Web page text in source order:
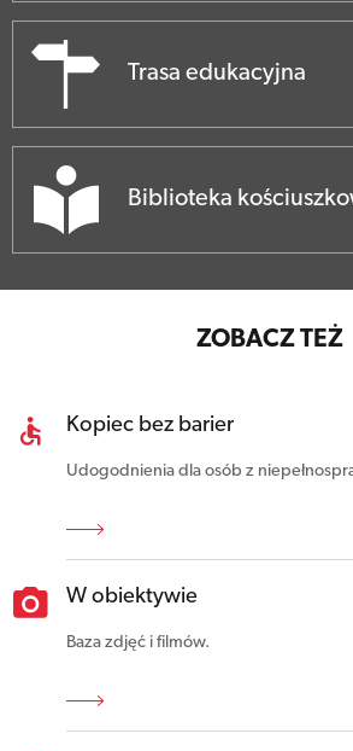
Trasa edukacyjna
Biblioteka
ZOBACZ TEŻ
Kopiec bez barier
Udogodnienia dla osób z
W obiektywie
Baza zdjęć i filmów.